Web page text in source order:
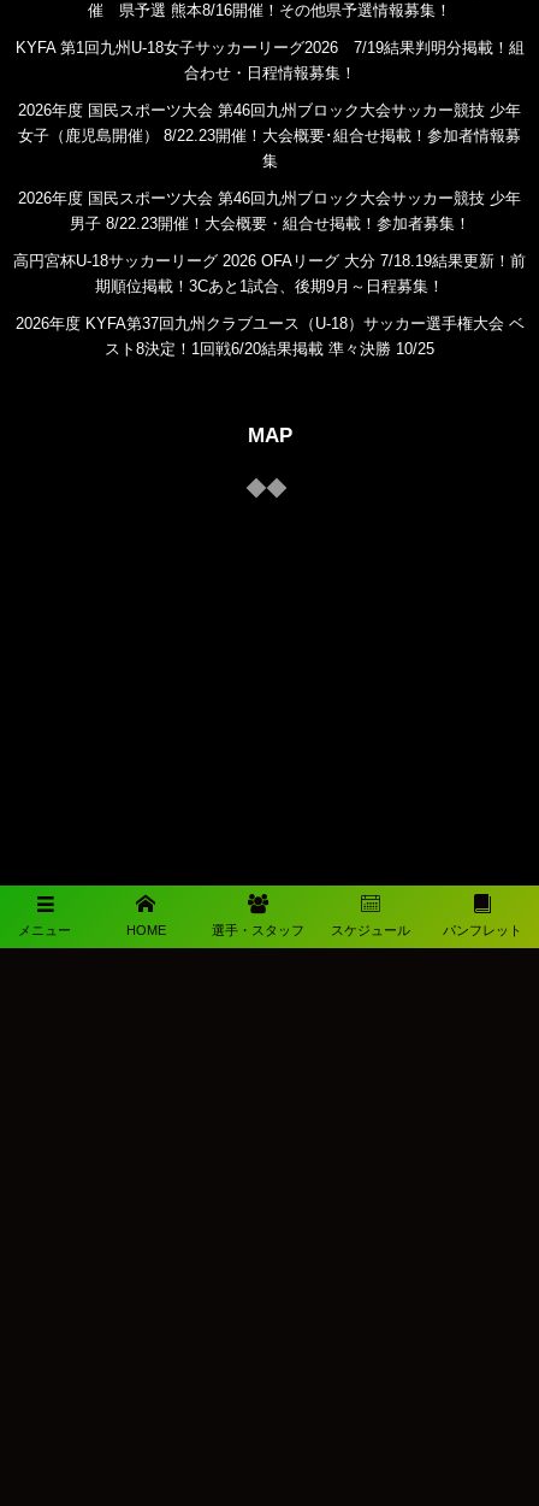
メニュー HOME 選手・スタッフ スケジュール パンフレット
催 県予選 熊本8/16開催！その他県予選情報募集！
KYFA 第1回九州U-18女子サッカーリーグ2026 7/19結果判明分掲載！組
合わせ・日程情報募集！
2026年度 国民スポーツ大会 第46回九州ブロック大会サッカー競技 少年
女子（鹿児島開催） 8/22.23開催！大会概要･組合せ掲載！参加者情報募
集
2026年度 国民スポーツ大会 第46回九州ブロック大会サッカー競技 少年
男子 8/22.23開催！大会概要・組合せ掲載！参加者募集！
高円宮杯U-18サッカーリーグ 2026 OFAリーグ 大分 7/18.19結果更新！前
期順位掲載！3Cあと1試合、後期9月～日程募集！
2026年度 KYFA第37回九州クラブユース（U-18）サッカー選手権大会 ベ
スト8決定！1回戦6/20結果掲載 準々決勝 10/25
MAP